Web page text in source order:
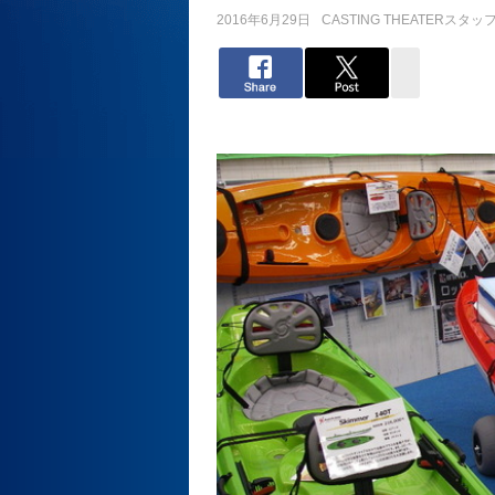
2016年6月29日 CASTING THEATERスタッ